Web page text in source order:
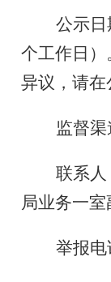
公示日
个工作日
异议，请在
监督
联系
局业务一
举报电